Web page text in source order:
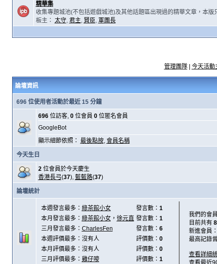
精華集
收集專題城池(不包括遊戲城池)及其他話題區出現過的精華文章，本版
板主： 太守, 君主, 賢臣, 軍團長
管理團隊| 今天活動
論壇資訊
696 位使用者活動於最近 15 分鐘
696位訪客, 0位會員 0位匿名會員
GoogleBot
顯示細節依照： 最後點按, 會員名稱
今天生日
2位會員於今天慶生
香港長弓(37), 藍藍路(37)
論壇統計
本週發言最多： 綠茶館小女 發言數： 1
本月發言最多： 綠茶館小女， 徐元直 發言數： 1
三月發言最多： CharlesFen 發言數： 6
本週評價最多：沒有人
評價數： 0
本月評價最多：沒有人
評價數： 0
三月評價最多： 雞仔嘜 評價數： 1
我們的會
目前共有
新進會員
最高記錄
查看詳細
查看最近